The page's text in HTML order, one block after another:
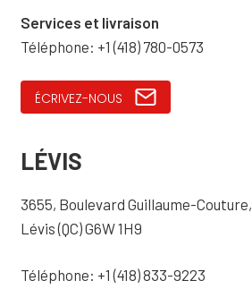
Services et livraison
Téléphone: +1 (418) 780-0573
ÉCRIVEZ-NOUS
LÉVIS
3655, Boulevard Guillaume-Couture,
Lévis (QC) G6W 1H9
Téléphone: +1 (418) 833-9223